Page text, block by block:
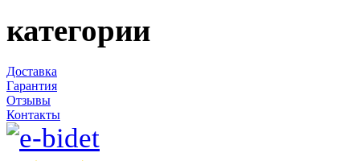
категории
Доставка
Гарантия
Отзывы
Контакты